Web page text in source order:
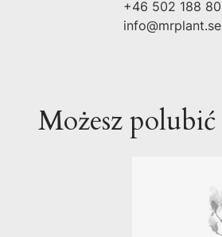
+46 502 188 80
info@mrplant.se
Możesz polubić